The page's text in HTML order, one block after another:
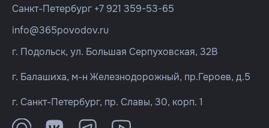
Санкт-Петербург +7 921 359-53-65
info@365povodov.ru
г. Подольск, ул. Большая Серпуховская, 32В
г. Балашиха, м-н Железнодорожный, пр.Героев, д.5
г. Санкт-Петербург, пр. Славы, 30, корп. 1